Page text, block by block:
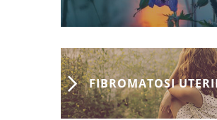
FIBROMATOSI